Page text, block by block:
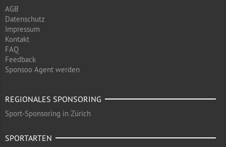
AGB
Datenschutz
Impressum
Kontakt
FAQ
Feedback
Sponsoo Agent werden
REGIONALES SPONSORING
Sport-Sponsoring in Zürich
SPORTARTEN